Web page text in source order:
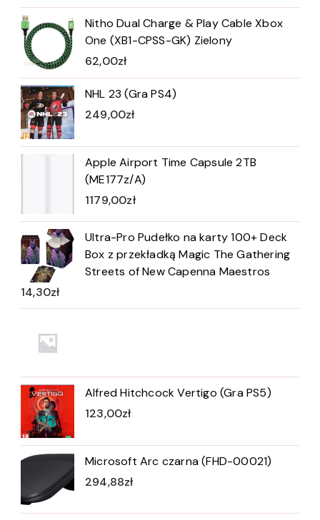
Nitho Dual Charge & Play Cable Xbox
One (XB1-CPSS-GK) Zielony
62,00zł
NHL 23 (Gra PS4)
249,00zł
Apple Airport Time Capsule 2TB
(ME177z/A)
1179,00zł
Ultra-Pro Pudełko na karty 100+ Deck
Box z przekładką Magic The Gathering
Streets of New Capenna Maestros
14,30zł
Alfred Hitchcock Vertigo (Gra PS5)
123,00zł
Microsoft Arc czarna (FHD-00021)
294,88zł